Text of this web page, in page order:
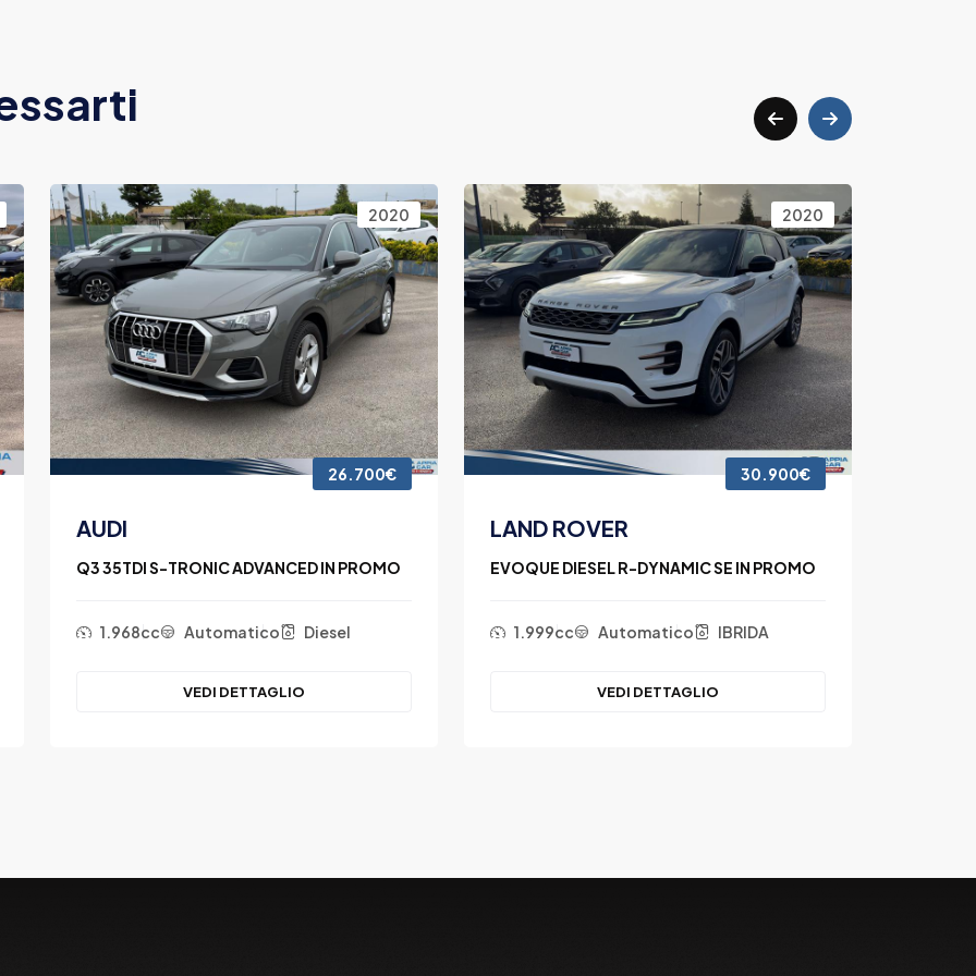
2020
26.700€
AUDI
Q3 35TDI S-TRONIC ADVANCED IN PROMO
1.968cc Automatico Diesel
VEDI DETTAGLIO
2020
30.900€
LAND ROVER
EVOQUE DIESEL R-DYNAMIC SE IN PROMO
1.999cc Automatico IBRIDA
VEDI DETTAGLIO